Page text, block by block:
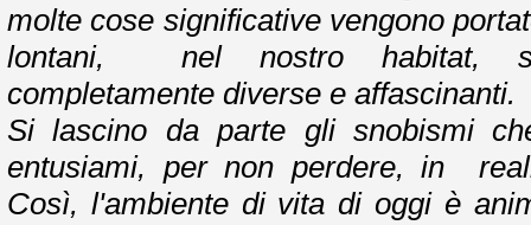
molte cose significative vengono
lontani, nel nostro habitat,
completamente diverse e affascinanti.
Si lascino da parte gli snobismi
entusiami, per non perdere, in
Così, l'ambiente di vita di oggi è